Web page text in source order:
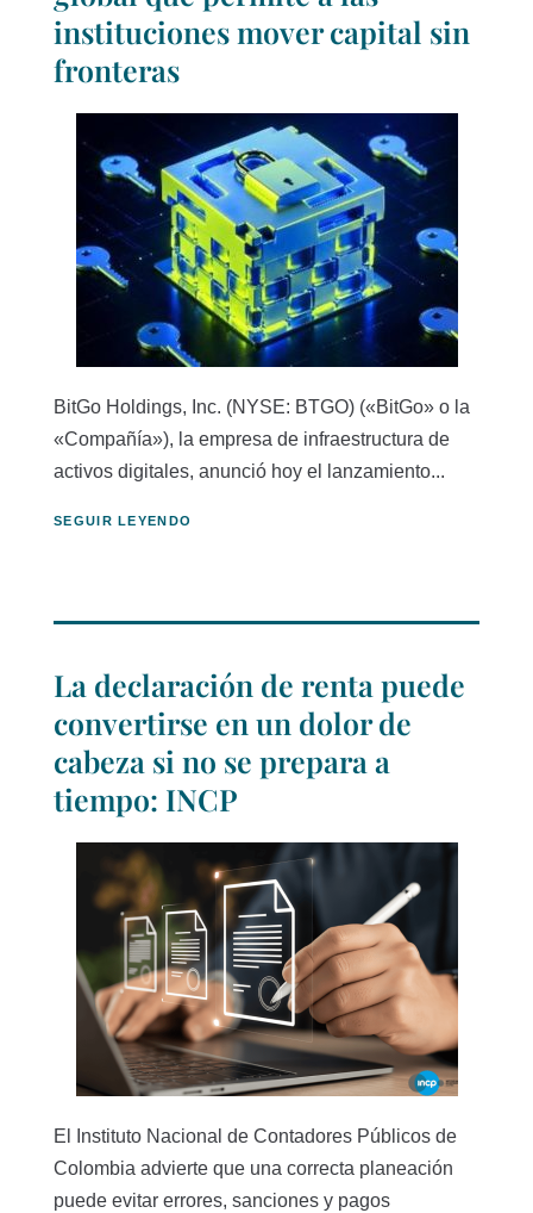
instituciones mover capital sin
fronteras
BitGo Holdings, Inc. (NYSE: BTGO) («BitGo» o la
«Compañía»), la empresa de infraestructura de
activos digitales, anunció hoy el lanzamiento...
SEGUIR LEYENDO
La declaración de renta puede
convertirse en un dolor de
cabeza si no se prepara a
tiempo: INCP
El Instituto Nacional de Contadores Públicos de
Colombia advierte que una correcta planeación
puede evitar errores, sanciones y pagos